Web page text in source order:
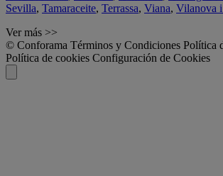
Sevilla, Tamaraceite, Terrassa, Viana, Vilanova
Ver más >>
© Conforama Términos y Condiciones Política
Política de cookies Configuración de Cookies